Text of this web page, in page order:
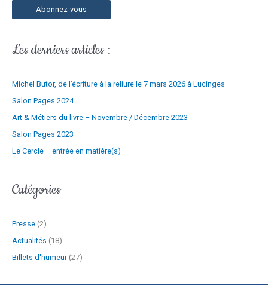
:m
i
l
Abonnez-vous
Les derniers articles :
Michel Butor, de l’écriture à la reliure le 7 mars 2026 à Lucinges
Salon Pages 2024
Art & Métiers du livre – Novembre / Décembre 2023
Salon Pages 2023
Le Cercle – entrée en matière(s)
Catégories
Presse (2)
Actualités (18)
Billets d'humeur(27)